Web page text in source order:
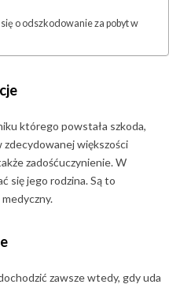
o odszkodowanie za pobyt w
którego powstała szkoda,
zdecydowanej większości
zadośćuczynienie. W
się jego rodzina. Są to
zawsze wtedy, gdy uda